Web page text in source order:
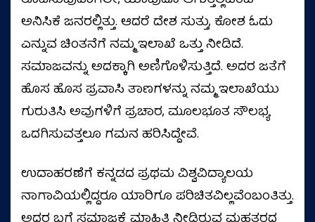
ಅನಿಸಿಕೆ ಜನರಲ್ಲಿತ್ತು. ಆದರೆ ದೇಶ ಸುತ್ತು, ಕೋಶ ಓದು
ಎನ್ನುವ ಚಿಂತನೆಗೆ ನಮ್ಮ ಇಲಾಖೆ ಒತ್ತು ನೀಡಿದೆ.
ಸಮಾಜವನ್ನು ಅದಕ್ಕಾಗಿ ಅಣಿಗೊಳಿಸುತ್ತಿದೆ. ಅದರ ಜತೆಗೆ
ಹೊಸ ಹೊಸ ಪ್ರವಾಸಿ ತಾಣಗಳನ್ನು ನಮ್ಮ ಇಲಾಖೆಯು
ಗುರುತಿಸಿ ಅವುಗಳಿಗೆ ಪ್ರಚಾರ, ಮೂಲಭೂತ ಸೌಲಭ್ಯ
ಒದಗಿಸುವತ್ತಲೂ ಗಮನ ಹರಿಸಿದ್ದೇವೆ.
ಉದಾಹರಣೆಗೆ ಕನ್ನಡದ ಪ್ರಥಮ ವಿಶ್ವವಿದ್ಯಾಲಯ
ನಾಗಾವಿಯಲ್ಲಿದ್ದರೂ ಯಾರಿಗೂ ಪರಿಚಿತವಿಲ್ಲವೆಂಬಂತಿತ್ತು.